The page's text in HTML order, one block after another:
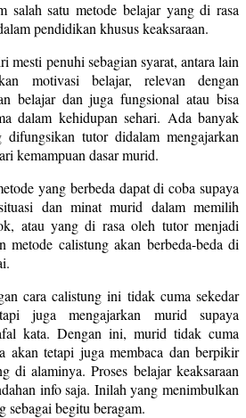
salah satu metode belajar yang di rasa
pendidikan khusus keaksaraan.
mesti penuhi sebagian syarat, antara lain
motivasi belajar, relevan dengan
belajar dan juga fungsional atau bisa
dalam kehidupan sehari. Ada banyak
tutor didalam mengajarkan
kemampuan dasar murid.
yang berbeda dapat di coba supaya
dan minat murid dalam memilih
atau yang di rasa oleh tutor menjadi
metode calistung akan berbeda-beda di
cara calistung ini tidak cuma sekedar
juga mengajarkan murid supaya
kata. Dengan ini, murid tidak cuma
akan tetapi juga membaca dan berpikir
di alaminya. Proses belajar keaksaraan
info saja. Inilah yang menimbulkan
sebagai begitu beragam.